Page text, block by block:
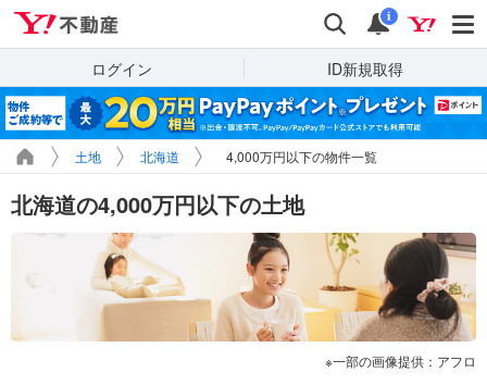
検索 通知
i
ログイン ID新規取得
土地 北海道 4,000万円以下の物件一覧
北海道の4,000万円以下の土地
一部の画像提供：アフロ